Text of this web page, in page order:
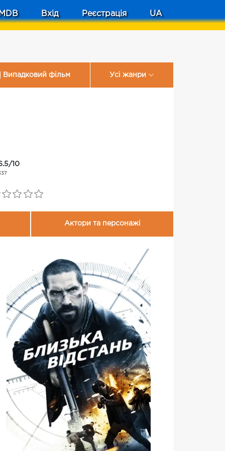
Вхід Реєстрація UA
Випадковий фільм Усі жанри
10
Актори та персонажі